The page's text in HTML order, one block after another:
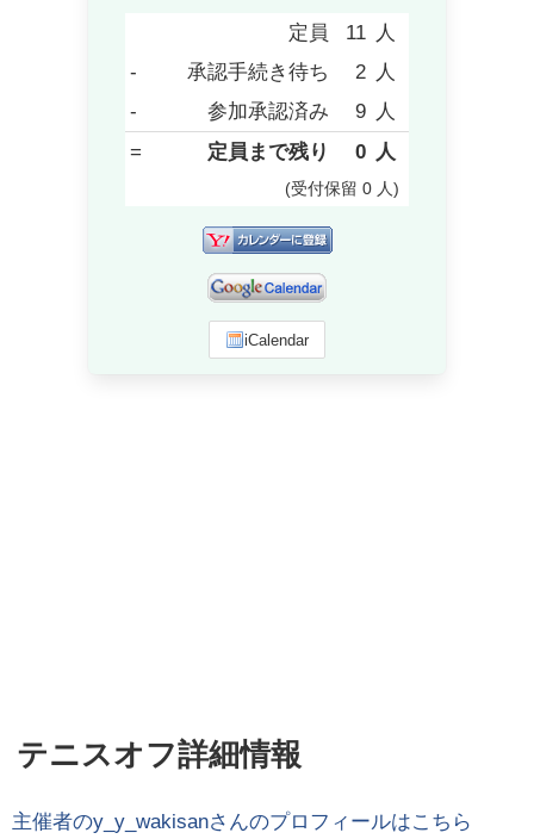
定員 11 人
-
承認手続き待ち 2 人
-
参加承認済み 9 人
=
定員まで残り 0 人
(受付保留 0 人)
iCalendar
テニスオフ詳細情報
主催者のy_y_wakisanさんのプロフィールはこちら